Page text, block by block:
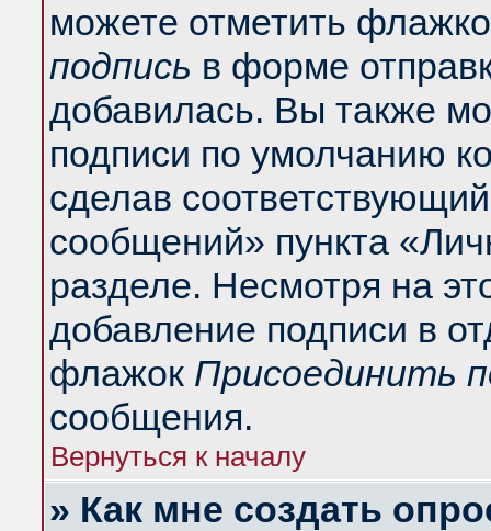
можете отметить
подпись в форме
добавилась. Вы также
подписи по умолчанию
сделав
сообщений» пункта
разделе. Несмотря на
добавление подписи в
флажок Присоединить
сообщения.
Вернуться к началу
» Как мне создать